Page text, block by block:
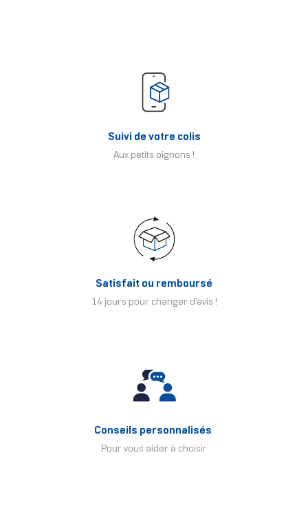
Suivi de votre colis
Aux petits oignons !
Satisfait ou remboursé
14 jours pour changer d'avis !
Conseils personnalisés
Pour vous aider à choisir